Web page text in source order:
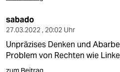
sabado
27.03.2022 , 20:02 Uhr
Unpräzises Denken und
Problem von Rechten wie